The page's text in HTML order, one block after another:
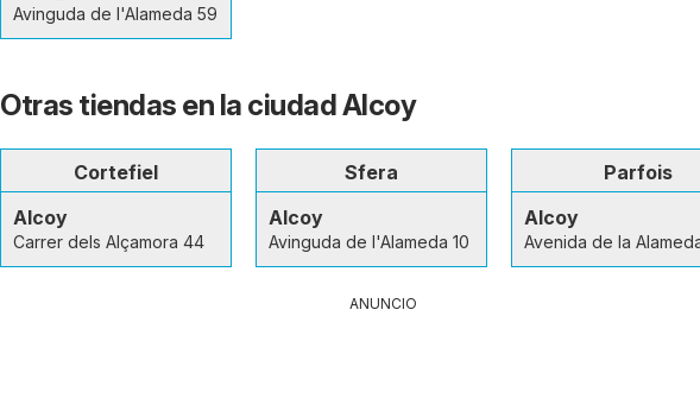
Avinguda de l'Alameda 59
Otras tiendas en la ciudad Alcoy
Cortefiel
Alcoy
Carrer dels Alçamora 44
Sfera
Alcoy
Avinguda de l'Alameda 10
Parfois
Alcoy
Avenida de la
ANUNCIO